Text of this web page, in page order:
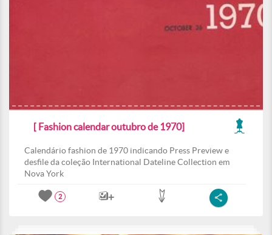
[ Fashion calendar outubro de 1970]
Calendário fashion de 1970 indicando Press Preview e
desfile da coleção International Dateline Collection em
Nova York
2